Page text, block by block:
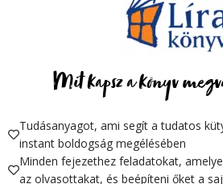
Mit kapsz a könyv
Tudásanyagot, ami segít a tudatos
instant boldogság megélésében
Minden fejezethez feladatokat,
az olvasottakat, és beépíteni őket a